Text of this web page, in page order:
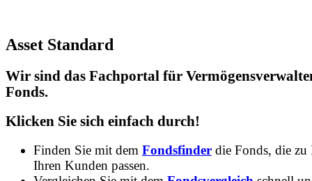
Asset Standard
Wir sind das Fachportal für
Fonds.
Klicken Sie sich einfach durch!
Finden Sie mit dem Fondsfinder die Fonds, die zu
Ihren Kunden passen.